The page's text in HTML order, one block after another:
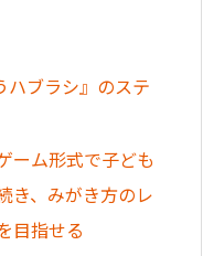
ハブラシ』のステ
ーム形式で子ども
き、みがき方のレ
目指せる